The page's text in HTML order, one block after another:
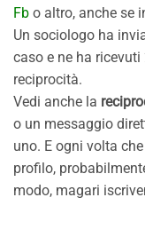
Fb o altro, anche se
Un sociologo ha
caso e ne ha
reciprocità.
Vedi anche la
o un messaggio
uno. E ogni volta
profilo,
modo, magari